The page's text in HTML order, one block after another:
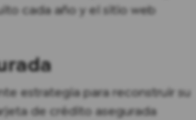
cada año y el sitio web
estrategia para reconstruir su
de crédito asegurada